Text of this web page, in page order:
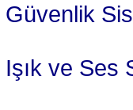
Güvenlik
Işık ve Ses